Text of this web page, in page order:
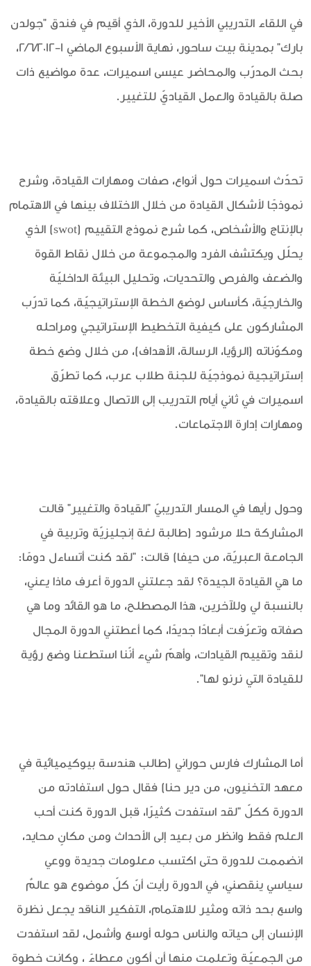
في اللقاء التدريبي الأخير للدورة، الذي أقيم في فندق "جولدن
بارك" بمدينة بيت ساحور، نهاية الأسبوع الماضي 1-2/6/2012،
بحث المدرّب والمحاضر عيسى اسميرات، عدة مواضيع ذات
صلة بالقيادة والعمل القياديّ للتغيير.
تحدّث اسميرات حول أنواع، صفات ومهارات القيادة، وشرح
نموذجًا لأشكال القيادة من خلال الاختلاف بينها في الاهتمام
بالإنتاج والأشخاص، كما شرح نموذج التقييم (swot) الذي
يحلّل ويكتشف الفرد والمجموعة من خلال نقاط القوة
والضعف والفرص والتحديات، وتحليل البيئة الداخليّة
والخارجيّة، كأساس لوضع الخطة الإستراتيجيّة، كما تدرّب
المشاركون على كيفية التخطيط الإستراتيجي ومراحله
ومكوّناته (الرؤيا، الرسالة، الأهداف)، من خلال وضع خطة
إستراتيجية نموذجيّة للجنة طلاب عرب، كما تطرّق
اسميرات في ثاني أيام التدريب إلى الاتصال وعلاقته بالقيادة،
ومهارات إدارة الاجتماعات.
وحول رأيها في المسار التدريبيّ "القيادة والتغيير" قالت
المشاركة حلا مرشود (طالبة لغة إنجليزيّة وتربية في
الجامعة العبريّة، من حيفا) قالت: "لقد كنت أتساءل دومًا:
ما هي القيادة الجيدة؟ لقد جعلتني الدورة أعرف ماذا يعني،
بالنسبة لي وللآخرين، هذا المصطلح، ما هو القائد وما هي
صفاته وتعرّفت أبعادًا جديدًا، كما أعطتني الدورة المجال
لنقد وتقييم القيادات، وأهمّ شيء أنّنا استطعنا وضع رؤية
للقيادة التي نرنو لها".
أما المشارك فارس حوراني (طالب هندسة بيوكيميائية في
معهد التخنيون، من دير حنا) فقال حول استفادته من
الدورة ككلّ "لقد استفدت كثيرًا، قبل الدورة كنت أحب
العلم فقط وانظر من بعيد إلى الأحداث ومن مكانٍ محايد،
انضممت للدورة حتى اكتسب معلومات جديدة ووعي
سياسي ينقصني، في الدورة رأيت أنّ كلّ موضوع هو عالمٌ
واسع بحد ذاته ومثير للاهتمام، التفكير الناقد يجعل نظرة
الإنسان إلى حياته والناس حوله أوسع وأشمل، لقد استفدت
من الجمعيّة وتعلمت منها أن أكون معطاءً ، وكانت خطوة